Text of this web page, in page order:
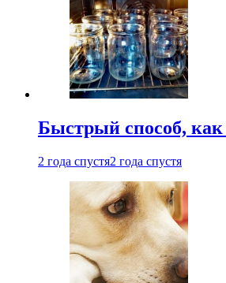
Быстрый способ, как
2 года спустя2 года спустя